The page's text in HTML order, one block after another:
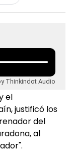
Thinkindot Audio
el
justificó los
del
al